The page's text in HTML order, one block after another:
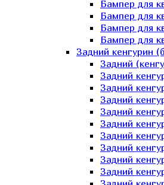
Бампер для
Бампер для
Бампер для
Бампер для
Задний кенгурин
Задний
Задний
Задний
Задний
Задний
Задний
Задний
Задний
Задний
Задний